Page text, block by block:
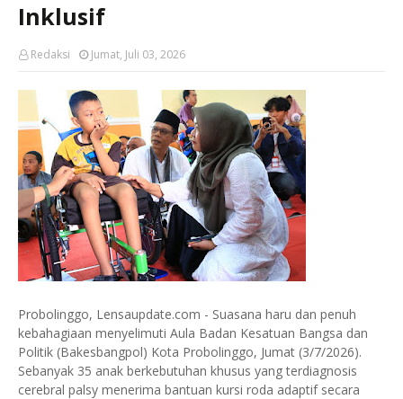
Inklusif
Redaksi Jumat, Juli 03, 2026
Probolinggo, Lensaupdate.com - Suasana haru dan penuh
kebahagiaan menyelimuti Aula Badan Kesatuan Bangsa dan
Politik (Bakesbangpol) Kota Probolinggo, Jumat (3/7/2026).
Sebanyak 35 anak berkebutuhan khusus yang terdiagnosis
cerebral palsy menerima bantuan kursi roda adaptif secara